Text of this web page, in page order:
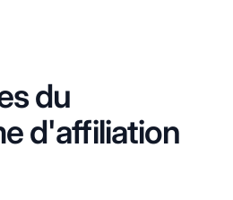
du
d'affiliation